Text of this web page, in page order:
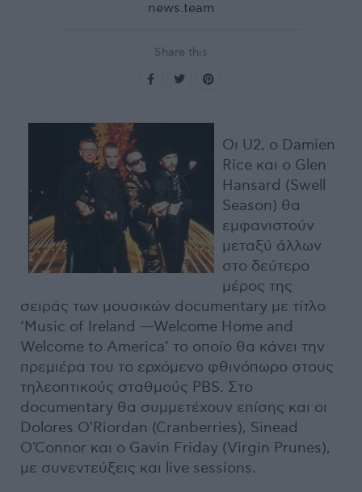
news.team
Share this
Οι U2, o Damien
Rice και ο Glen
Hansard (Swell
Season) θα
εμφανιστούν
μεταξύ άλλων
στο δεύτερο
μέρος της
σειράς των μουσικών documentary με τίτλο
‘Music of Ireland —Welcome Home and
Welcome to America’ το οποίο θα κάνει την
πρεμιέρα του το ερχόμενο φθινόπωρο στους
τηλεοπτικούς σταθμούς PBS. Στο
documentary θα συμμετέχουν επίσης και οι
Dolores O'Riordan (Cranberries), Sinead
O'Connor και ο Gavin Friday (Virgin Prunes),
με συνεντεύξεις και live sessions.